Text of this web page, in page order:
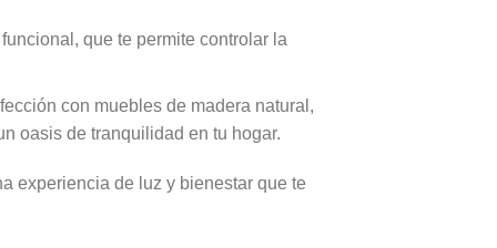
que te permite controlar la
con muebles de madera natural,
oasis de tranquilidad en tu hogar.
experiencia de luz y bienestar que te